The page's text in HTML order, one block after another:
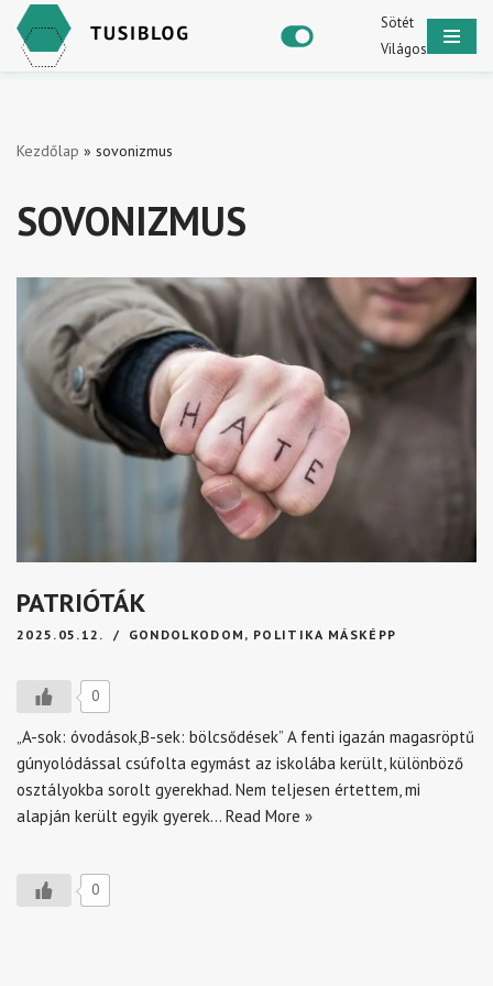
Skip
Sötét
Világos
Kezdőlap » sovonizmus
SOVONIZMUS
PATRIÓTÁK
2025.05.12. GONDOLKODOM , POLITIKA MÁSKÉPP
0
„A-sok: óvodások,B-sek: bölcsődések” A fenti igazán magasröptű
gúnyolódással csúfolta egymást az iskolába került, különböző
osztályokba sorolt gyerekhad. Nem teljesen értettem, mi
alapján került egyik gyerek… Read More »
0